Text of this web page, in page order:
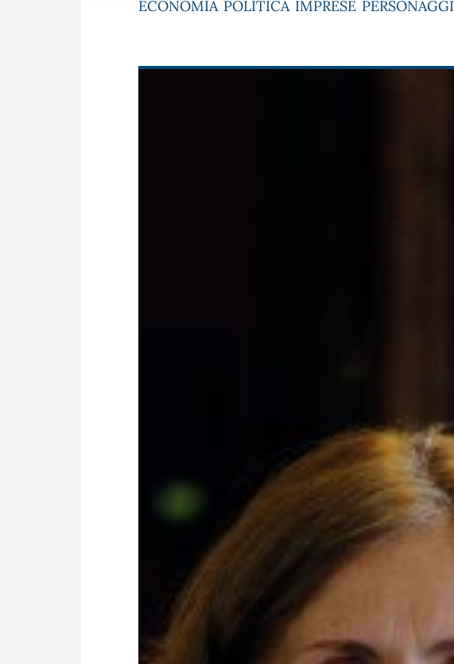
ECONOMIA POLITICA IMPRESE PERSONAGGI